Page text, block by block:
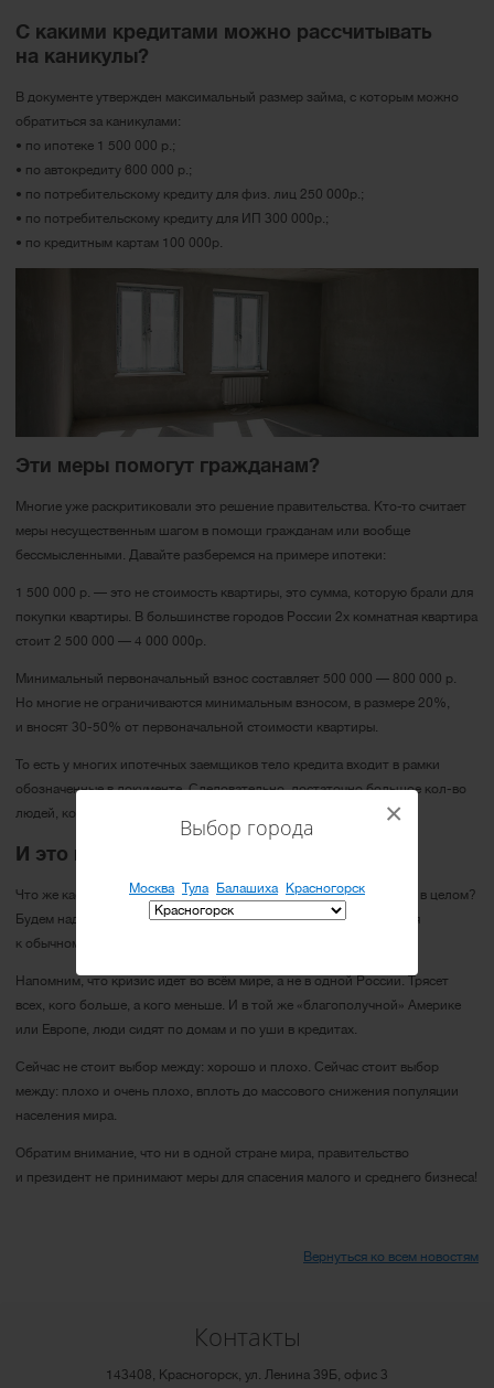
Выбор города
Москва Тула Балашиха Красногорск
×
С какими кредитами можно рассчитывать
на каникулы?
В документе утвержден максимальный размер займа, с которым можно
обратиться за каникулами:
• по ипотеке 1 500 000 р.;
• по автокредиту 600 000 р.;
• по потребительскому кредиту для физ. лиц 250 000р.;
• по потребительскому кредиту для ИП 300 000р.;
• по кредитным картам 100 000р.
Эти меры помогут гражданам?
Многие уже раскритиковали это решение правительства. Кто-то считает
меры несущественным шагом в помощи гражданам или вообще
бессмысленными. Давайте разберемся на примере ипотеки:
1 500 000 р. — это не стоимость квартиры, это сумма, которую брали для
покупки квартиры. В большинстве городов России 2х комнатная квартира
стоит 2 500 000 — 4 000 000р.
Минимальный первоначальный взнос составляет 500 000 — 800 000 р.
Но многие не ограничиваются минимальным взносом, в размере 20%,
и вносят 30-50% от первоначальной стоимости квартиры.
То есть у многих ипотечных заемщиков тело кредита входит в рамки
обозначенные в документе. Следовательно, достаточно большое кол-во
людей, кому принятые меры помогут пережить трудное время.
И это всё?
Что же касается остальных категорий граждан и всей экономики в целом?
Будем надеяться, что карантин скоро прекратится и мы вернемся
к обычному рабочему режиму.
Напомним, что кризис идет во всём мире, а не в одной России. Трясет
всех, кого больше, а кого меньше. И в той же «благополучной» Америке
или Европе, люди сидят по домам и по уши в кредитах.
Сейчас не стоит выбор между: хорошо и плохо. Сейчас стоит выбор
между: плохо и очень плохо, вплоть до массового снижения популяции
населения мира.
Обратим внимание, что ни в одной стране мира, правительство
и президент не принимают меры для спасения малого и среднего бизнеса!
Вернуться ко всем новостям
Контакты
143408, Красногорск, ул. Ленина 39Б, офис 3